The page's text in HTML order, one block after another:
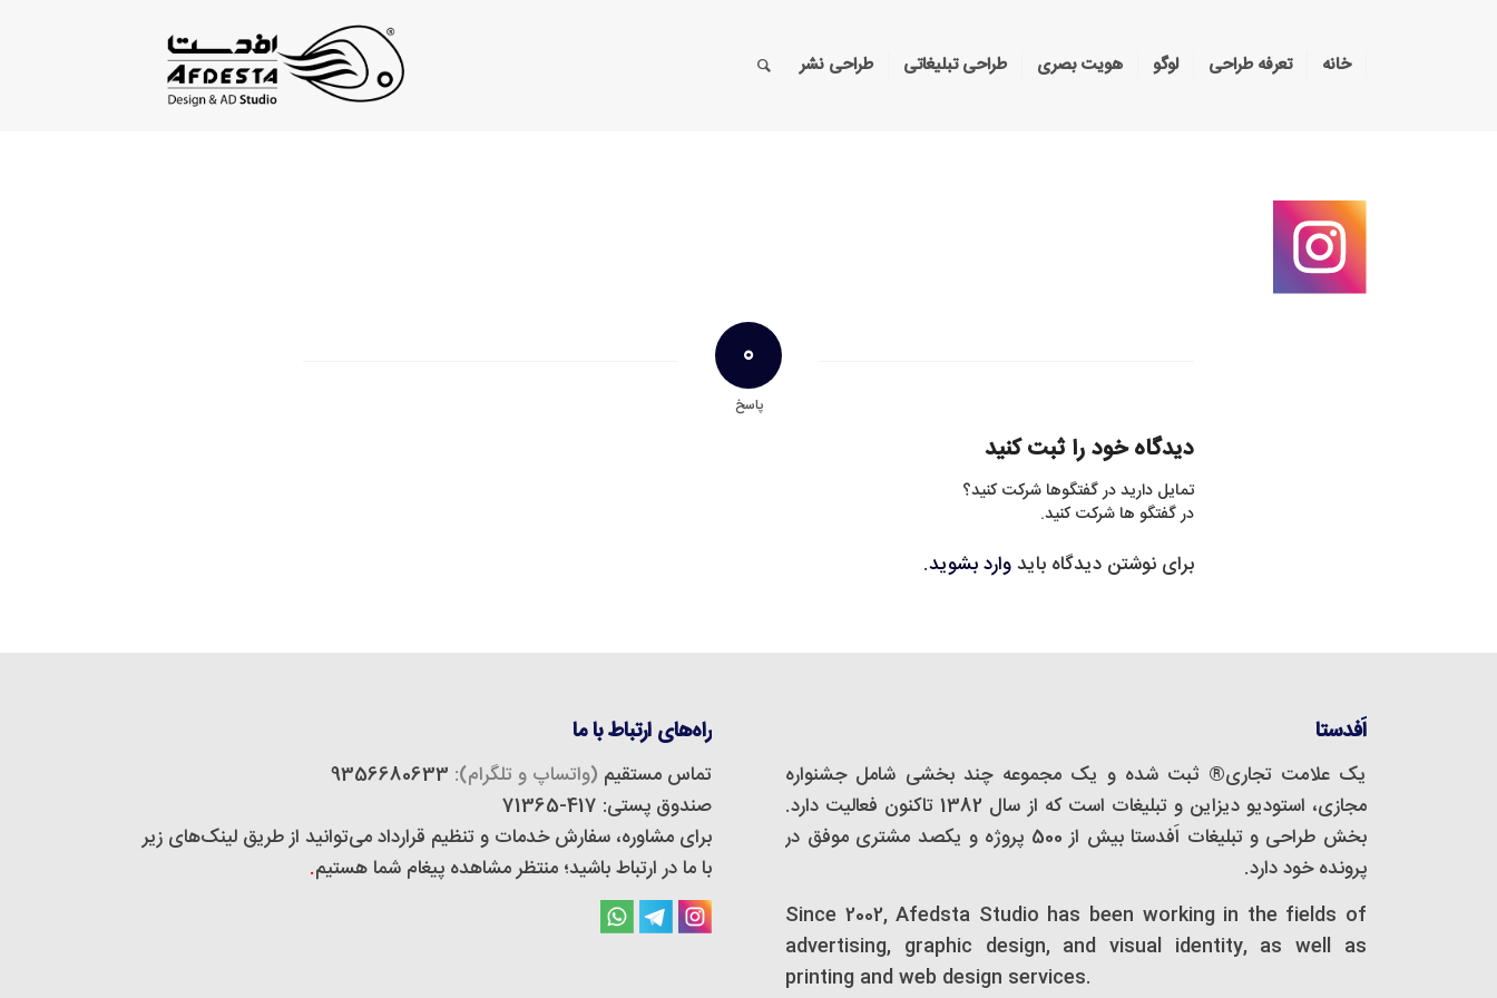
خانه تعرفه طراحی لوگو هویت بصری طراحی تبلیغاتی طراحی نشر
0
پاسخ
دیدگاه خود را ثبت کنید
تمایل دارید در گفتگوها شرکت کنید؟
در گفتگو ها شرکت کنید.
برای نوشتن دیدگاه بایدوارد بشوید.
اَفدستا
یک علامت تجاری® ثبت شده و یک مجموعه‌ چند بخشی شامل جشنواره
مجازی، استودیو دیزاین و تبلیغات است که از سال 1382 تاکنون فعالیت دارد.
بخش طراحی و تبلیغات اَفدستا بیش از 500 پروژه و یکصد مشتری موفق در
پرونده خود دارد.
Since 2002, Afedsta Studio has been working in the fields of
advertising, graphic design, and visual identity, as well as
printing and web design services.
راه‌های ارتباط با ما
تماس مستقیم (واتساپ و تلگرام):
صندوق پستی: 417-71365
برای مشاوره، سفارش خدمات و تنظیم قرارداد می‌توانید از طریق لینک‌های زیر
با ما در ارتباط باشید؛ منتظر مشاهده پیغام شما هستیم.